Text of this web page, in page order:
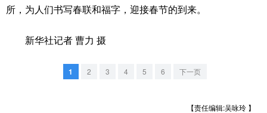
文化产业
天津 河北
江苏
所，为人们书写春联和福字，迎接春节的到来。
新华社记者 曹力 摄
1 2 3 4 5 6 下一页
【责任编辑:吴咏玲 】